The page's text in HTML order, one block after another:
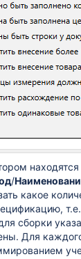
/
какое
сборки
Для